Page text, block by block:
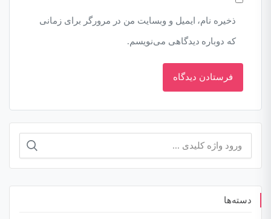
ذخیره نام، ایمیل و وبسایت من در مرورگر برای زمانی
که دوباره دیدگاهی می‌نویسم.
جستجو
دسته‌ها